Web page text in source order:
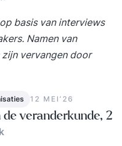
basis van interviews
Namen van
vervangen door
12 MEI‘26
veranderkunde, 2